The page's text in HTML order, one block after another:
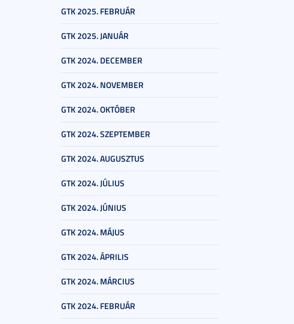
GTK 2025. FEBRUÁR
GTK 2025. JANUÁR
GTK 2024. DECEMBER
GTK 2024. NOVEMBER
GTK 2024. OKTÓBER
GTK 2024. SZEPTEMBER
GTK 2024. AUGUSZTUS
GTK 2024. JÚLIUS
GTK 2024. JÚNIUS
GTK 2024. MÁJUS
GTK 2024. ÁPRILIS
GTK 2024. MÁRCIUS
GTK 2024. FEBRUÁR